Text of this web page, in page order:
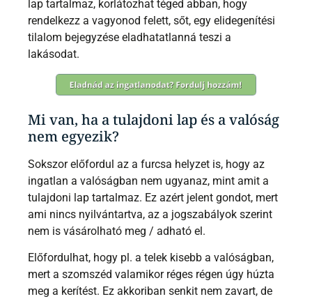
lap tartalmaz, korlátozhat téged abban, hogy
rendelkezz a vagyonod felett, sőt, egy elidegenítési
tilalom bejegyzése eladhatatlanná teszi a
lakásodat.
Mi van, ha a tulajdoni lap és a valóság
nem egyezik?
Sokszor előfordul az a furcsa helyzet is, hogy az
ingatlan a valóságban nem ugyanaz, mint amit a
tulajdoni lap tartalmaz. Ez azért jelent gondot, mert
ami nincs nyilvántartva, az a jogszabályok szerint
nem is vásárolható meg / adható el.
Előfordulhat, hogy pl. a telek kisebb a valóságban,
mert a szomszéd valamikor réges régen úgy húzta
meg a kerítést. Ez akkoriban senkit nem zavart, de